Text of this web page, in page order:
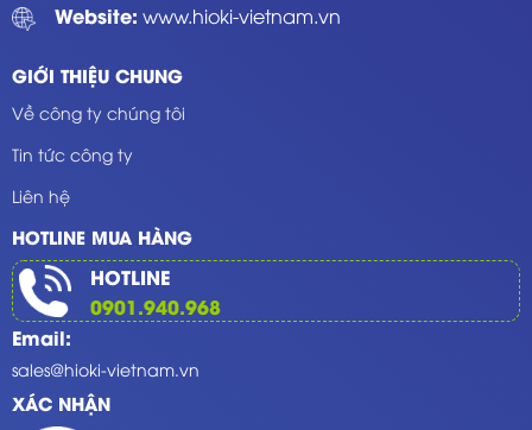
Website: www.hioki-vietnam.vn
GIỚI THIỆU CHUNG
Về công ty chúng tôi
Tin tức công ty
Liên hệ
HOTLINE MUA HÀNG
HOTLINE
0901.940.968
Email:
sales@hioki-vietnam.vn
XÁC NHẬN